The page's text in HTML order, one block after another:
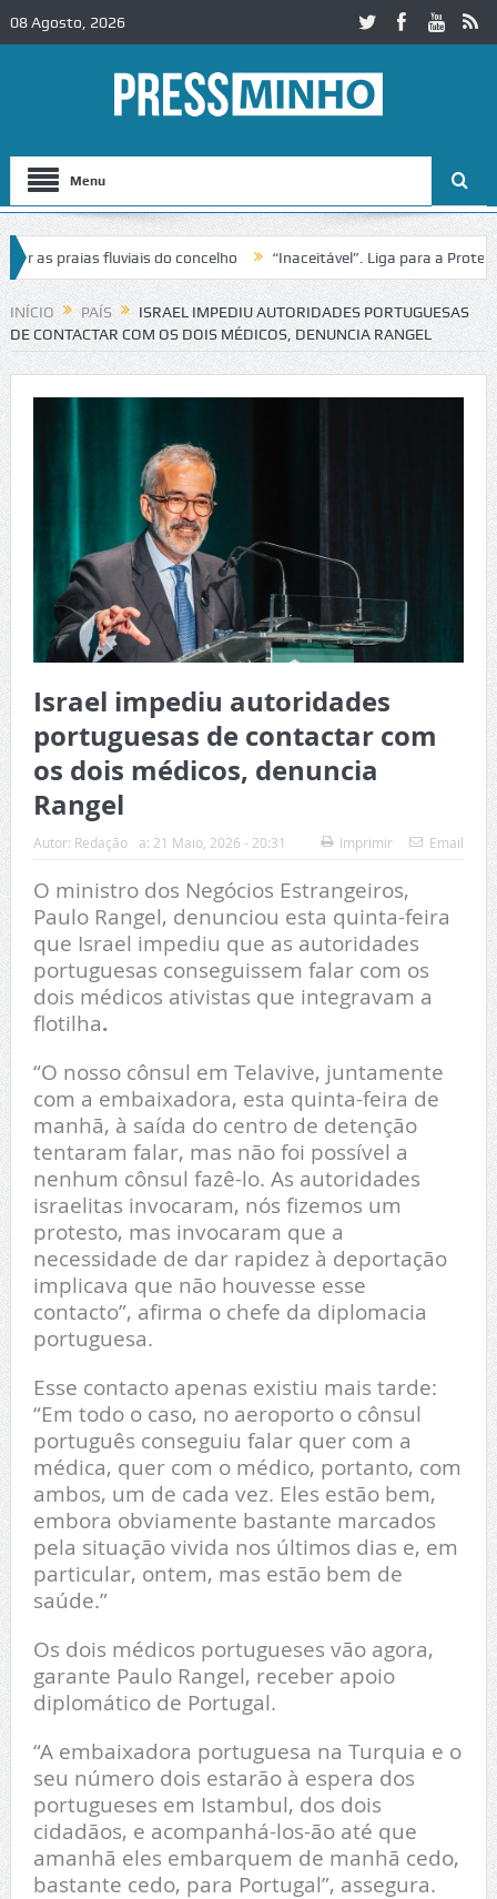
08 Agosto, 2026
Menu
praias fluviais do concelho “Inaceitável”. Liga para a Proteção
INÍCIO PAÍS
ISRAEL IMPEDIU AUTORIDADES PORTUGUESAS
DE CONTACTAR COM OS DOIS MÉDICOS, DENUNCIA RANGEL
Israel impediu autoridades
portuguesas de contactar com
os dois médicos, denuncia
Rangel
Autor: Redação a: 21 Maio, 2026 - 20:31 Imprimir Email
O ministro dos Negócios Estrangeiros,
Paulo Rangel, denunciou esta quinta-feira
que Israel impediu que as autoridades
portuguesas conseguissem falar com os
dois médicos ativistas que integravam a
flotilha.
“O nosso cônsul em Telavive, juntamente
com a embaixadora, esta quinta-feira de
manhã, à saída do centro de detenção
tentaram falar, mas não foi possível a
nenhum cônsul fazê-lo. As autoridades
israelitas invocaram, nós fizemos um
protesto, mas invocaram que a
necessidade de dar rapidez à deportação
implicava que não houvesse esse
contacto”, afirma o chefe da diplomacia
portuguesa.
Esse contacto apenas existiu mais tarde:
“Em todo o caso, no aeroporto o cônsul
português conseguiu falar quer com a
médica, quer com o médico, portanto, com
ambos, um de cada vez. Eles estão bem,
embora obviamente bastante marcados
pela situação vivida nos últimos dias e, em
particular, ontem, mas estão bem de
saúde.”
Os dois médicos portugueses vão agora,
garante Paulo Rangel, receber apoio
diplomático de Portugal.
“A embaixadora portuguesa na Turquia e o
seu número dois estarão à espera dos
portugueses em Istambul, dos dois
cidadãos, e acompanhá-los-ão até que
amanhã eles embarquem de manhã cedo,
bastante cedo, para Portugal”, assegura.